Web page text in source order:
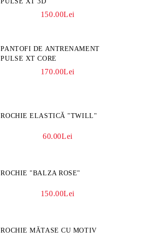
150.00Lei
PANTOFI DE ANTRENAMENT
PULSE XT CORE
170.00Lei
ROCHIE ELASTICĂ "TWILL"
60.00Lei
ROCHIE "BALZA ROSE"
150.00Lei
ROCHIE MĂTASE CU MOTIV